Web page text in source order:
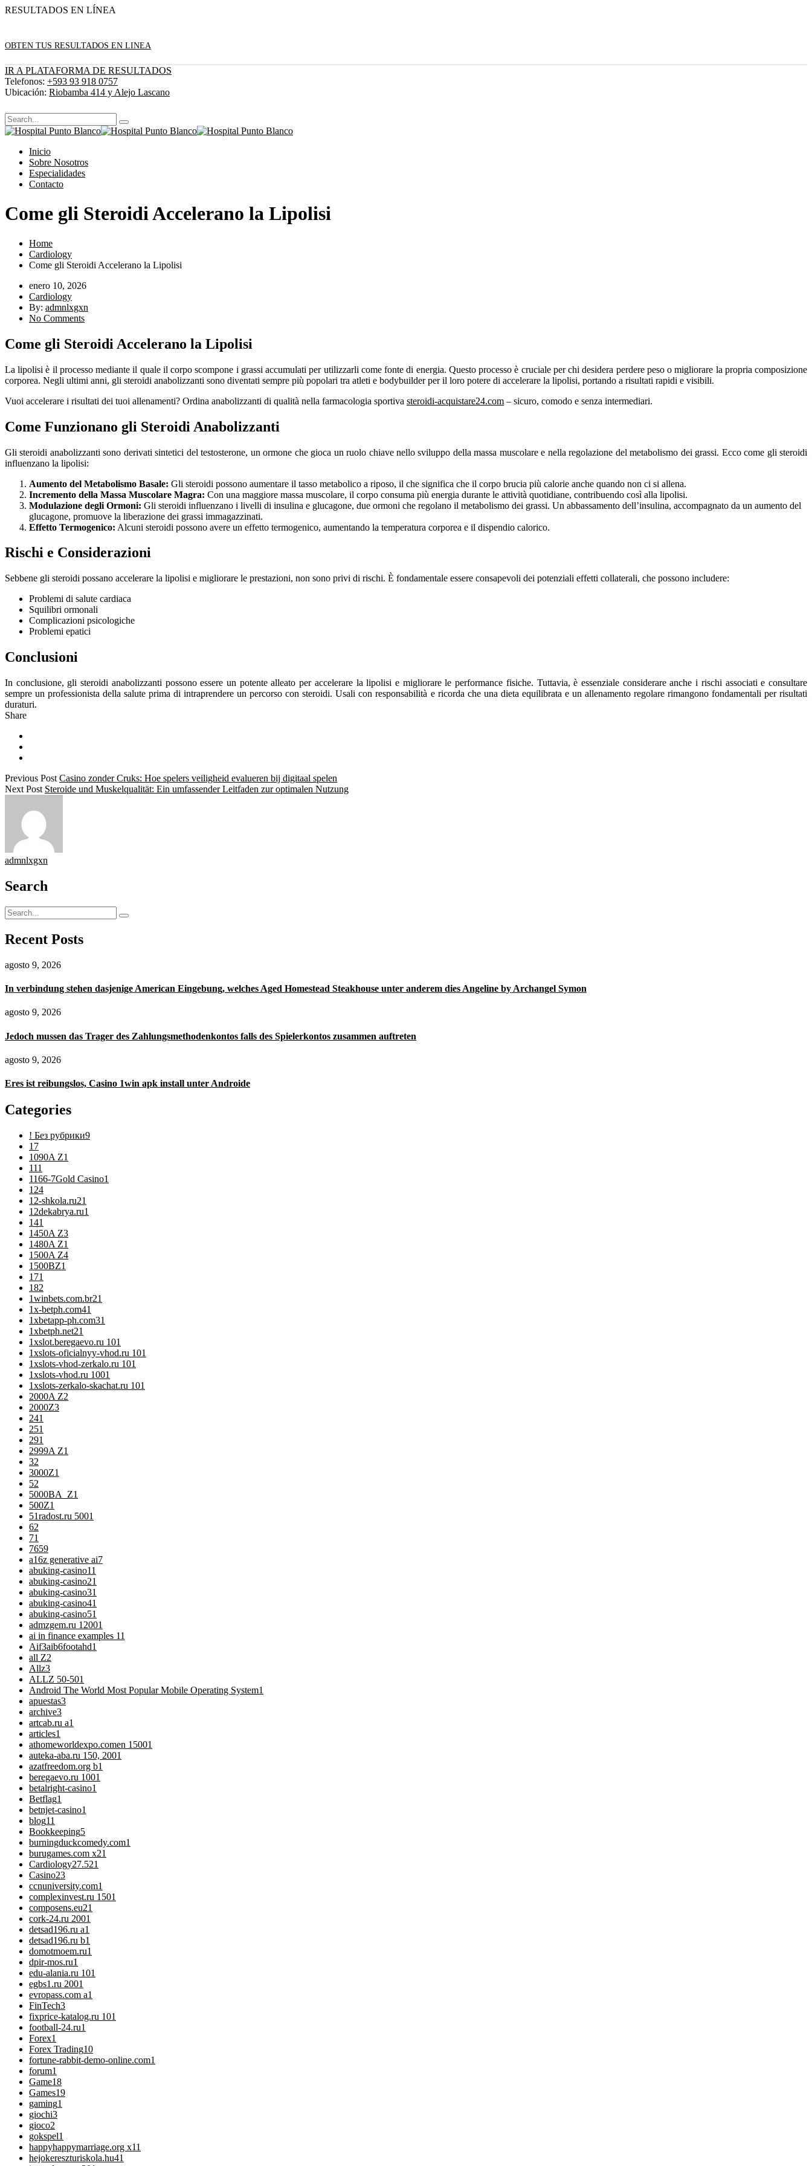
RESULTADOS EN LÍNEA
OBTEN TUS RESULTADOS EN LINEA
IR A PLATAFORMA DE RESULTADOS
Telefonos: +593 93 918 0757
Ubicación: Riobamba 414 y Alejo Lascano
Inicio
Sobre Nosotros
Especialidades
Contacto
Come gli Steroidi Accelerano la Lipolisi
Home
Cardiology
Come gli Steroidi Accelerano la Lipolisi
enero 10, 2026
Cardiology
By: admnlxgxn
No Comments
Come gli Steroidi Accelerano la Lipolisi
La lipolisi è il processo mediante il quale il corpo scompone i grassi accumulati per utilizzarli come fonte di energia. Questo processo è cruciale per chi desidera perdere peso o migliorare la propria composizione
corporea. Negli ultimi anni, gli steroidi anabolizzanti sono diventati sempre più popolari tra atleti e bodybuilder per il loro potere di accelerare la lipolisi, portando a risultati rapidi e visibili.
Vuoi accelerare i risultati dei tuoi allenamenti? Ordina anabolizzanti di qualità nella farmacologia sportiva steroidi-acquistare24.com – sicuro, comodo e senza intermediari.
Come Funzionano gli Steroidi Anabolizzanti
Gli steroidi anabolizzanti sono derivati sintetici del testosterone, un ormone che gioca un ruolo chiave nello sviluppo della massa muscolare e nella regolazione del metabolismo dei grassi. Ecco come gli steroidi
influenzano la lipolisi:
Aumento del Metabolismo Basale: Gli steroidi possono aumentare il tasso metabolico a riposo, il che significa che il corpo brucia più calorie anche quando non ci si allena.
Incremento della Massa Muscolare Magra: Con una maggiore massa muscolare, il corpo consuma più energia durante le attività quotidiane, contribuendo così alla lipolisi.
Modulazione degli Ormoni: Gli steroidi influenzano i livelli di insulina e glucagone, due ormoni che regolano il metabolismo dei grassi. Un abbassamento dell’insulina, accompagnato da un aumento del
glucagone, promuove la liberazione dei grassi immagazzinati.
Effetto Termogenico: Alcuni steroidi possono avere un effetto termogenico, aumentando la temperatura corporea e il dispendio calorico.
Rischi e Considerazioni
Sebbene gli steroidi possano accelerare la lipolisi e migliorare le prestazioni, non sono privi di rischi. È fondamentale essere consapevoli dei potenziali effetti collaterali, che possono includere:
Problemi di salute cardiaca
Squilibri ormonali
Complicazioni psicologiche
Problemi epatici
Conclusioni
In conclusione, gli steroidi anabolizzanti possono essere un potente alleato per accelerare la lipolisi e migliorare le performance fisiche. Tuttavia, è essenziale considerare anche i rischi associati e consultare
sempre un professionista della salute prima di intraprendere un percorso con steroidi. Usali con responsabilità e ricorda che una dieta equilibrata e un allenamento regolare rimangono fondamentali per risultati
duraturi.
Share
Previous Post Casino zonder Cruks: Hoe spelers veiligheid evalueren bij digitaal spelen
Next Post Steroide und Muskelqualität: Ein umfassender Leitfaden zur optimalen Nutzung
admnlxgxn
Search
Recent Posts
agosto 9, 2026
In verbindung stehen dasjenige American Eingebung, welches Aged Homestead Steakhouse unter anderem dies Angeline by Archangel Symon
agosto 9, 2026
Jedoch mussen das Trager des Zahlungsmethodenkontos falls des Spielerkontos zusammen auftreten
agosto 9, 2026
Eres ist reibungslos, Casino 1win apk install unter Androide
Categories
! Без рубрики9
1 7
1090A Z1
111
1166-7Gold Casino1
124
12-shkola.ru21
12dekabrya.ru1
141
1450A Z3
1480A Z1
1500A Z4
1500BZ1
171
182
1winbets.com.br21
1x-betph.com41
1xbetapp-ph.com31
1xbetph.net21
1xslot.beregaevo.ru 101
1xslots-oficialnyy-vhod.ru 101
1xslots-vhod-zerkalo.ru 101
1xslots-vhod.ru 1001
1xslots-zerkalo-skachat.ru 101
2000A Z2
2000Z3
241
251
291
2999A Z1
32
3000Z1
52
5000BA_Z1
500Z1
51radost.ru 5001
62
71
7659
a16z generative ai7
abuking-casino11
abuking-casino21
abuking-casino31
abuking-casino41
abuking-casino51
admzgem.ru 12001
ai in finance examples 11
Aif3aib6footahd1
all Z2
Allz3
ALLZ 50-501
Android The World Most Popular Mobile Operating System1
apuestas3
archive3
artcab.ru a1
articles1
athomeworldexpo.comen 15001
auteka-aba.ru 150, 2001
azatfreedom.org b1
beregaevo.ru 1001
betalright-casino1
Betflag1
betnjet-casino1
blog11
Bookkeeping5
burningduckcomedy.com1
burugames.com x21
Cardiology27.521
Casino23
ccnuniversity.com1
complexinvest.ru 1501
composens.eu21
cork-24.ru 2001
detsad196.ru a1
detsad196.ru b1
domotmoem.ru1
dpir-mos.ru1
edu-alania.ru 101
egbs1.ru 2001
evropass.com a1
FinTech3
fixprice-katalog.ru 101
football-24.ru1
Forex1
Forex Trading10
fortune-rabbit-demo-online.com1
forum1
Game18
Games19
gaming1
giochi3
gioco2
gokspel1
happyhappymarriage.org x11
hejokereszturiskola.hu41